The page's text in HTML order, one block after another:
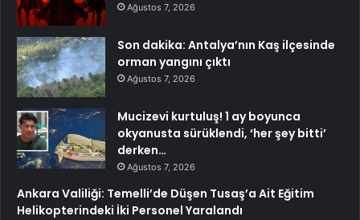
Ağustos 7, 2026
Son dakika: Antalya’nın Kaş ilçesinde
orman yangını çıktı
Ağustos 7, 2026
Mucizevi kurtuluş! 1 ay boyunca
okyanusta sürüklendi, ‘her şey bitti’
derken…
Ağustos 7, 2026
Ankara Valiliği: Temelli’de Düşen Tusaş’a Ait Eğitim
Helikopterindeki İki Personel Yaralandı